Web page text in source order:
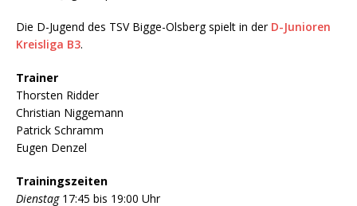
Die D-Jugend des TSV Bigge-Olsberg spielt in der D-Junioren
Kreisliga B3.
Trainer
Thorsten Ridder
Christian Niggemann
Patrick Schramm
Eugen Denzel
Trainingszeiten
Dienstag 17:45 bis 19:00 Uhr